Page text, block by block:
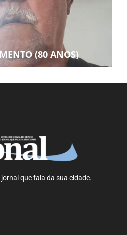
(80 ANOS)
que fala da sua cidade.